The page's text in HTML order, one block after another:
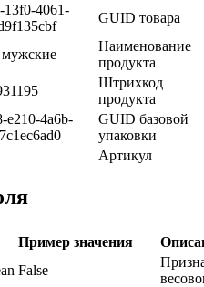
13f0-4061-
GUID товара
Наименование
продукта
Штрихкод
продукта
e210-4a6b-
GUID базовой
упаковки
Артикул
Пример значения
False